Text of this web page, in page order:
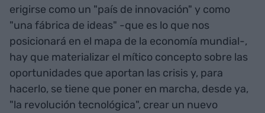
erigirse como un "país de innovación" y como
"una fábrica de ideas" -que es lo que nos
posicionará en el mapa de la economía mundial-,
hay que materializar el mítico concepto sobre las
oportunidades que aportan las crisis y, para
hacerlo, se tiene que poner en marcha, desde ya,
"la revolución tecnológica", crear un nuevo